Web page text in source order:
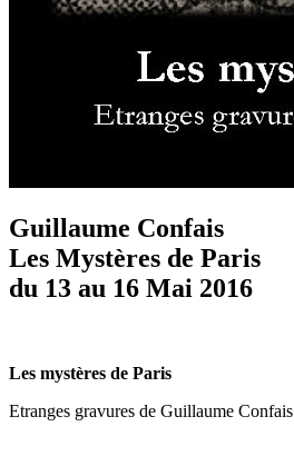
Guillaume Confais
Les Mystères de Paris
du 13 au 16 Mai 2016
Les mystères de Paris
Etranges gravures de Guillaume Confais